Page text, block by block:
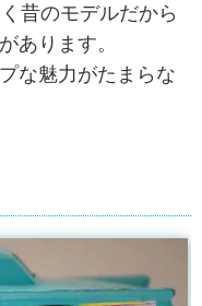
昔のモデルだから
あります。
な魅力がたまらな